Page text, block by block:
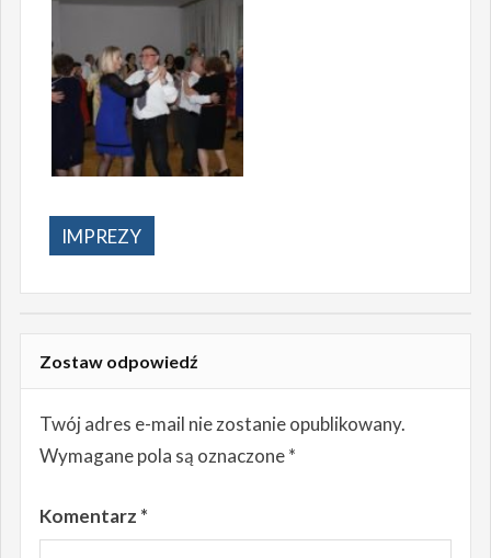
IMPREZY
Zostaw odpowiedź
Twój adres e-mail nie zostanie opublikowany.
Wymagane pola są oznaczone*
Komentarz *